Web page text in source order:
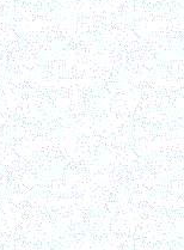
и тогда
ни
ясно
понуждает
и отеческой
покаяния и
припаданием
такое его